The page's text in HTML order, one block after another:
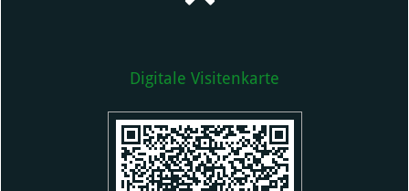
Digitale Visitenkarte